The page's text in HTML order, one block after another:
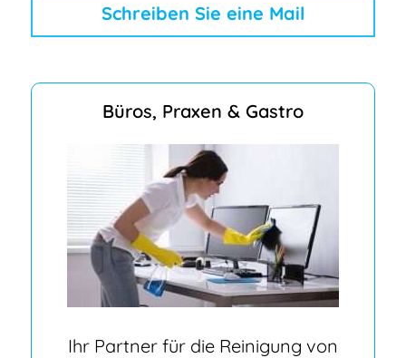
Schreiben Sie eine Mail
Büros, Praxen & Gastro
Ihr Partner für die Reinigung von